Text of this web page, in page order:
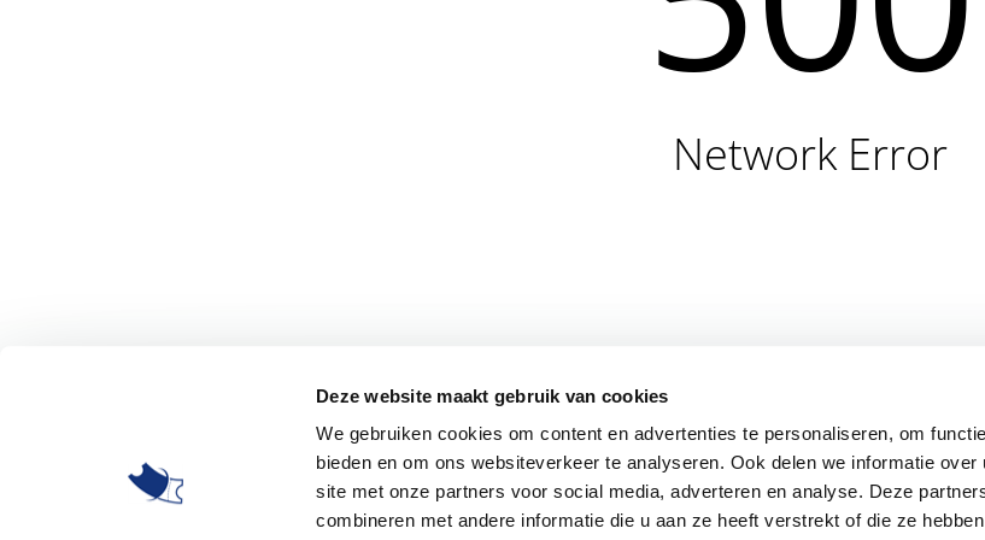
Deze website maakt gebruik van cookies
We gebruiken cookies om content en advertenties te personaliseren, om
bieden en om ons websiteverkeer te analyseren. Ook delen we informatie over
site met onze partners voor social media, adverteren en analyse. Deze
combineren met andere informatie die u aan ze heeft verstrekt of die ze
Network Error